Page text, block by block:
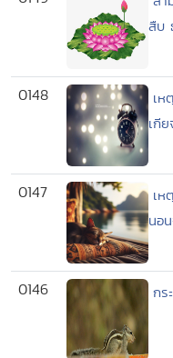
สืบ
0148
เห
เกี
0147
เห
นอ
0146 กร